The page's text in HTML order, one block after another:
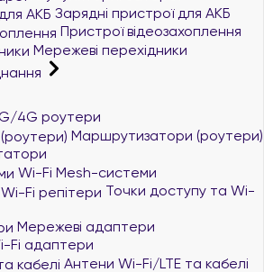
Зарядні пристрої для АКБ
Пристрої відеозахоплення
Мережеві перехідники
4G роутери
Маршрутизатори (роутери)
Wi-Fi Mesh-системи
Точки доступу та Wi-
Мережеві адаптери
Fi адаптери
Антени Wi-Fi/LTE та кабелі